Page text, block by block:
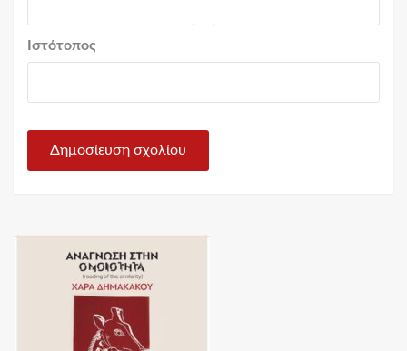
Ιστότοπος